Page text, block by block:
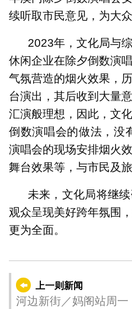
续听取市民意见，为大
2023年，文化局与
休闲企业在除夕倒数演
气氛营造的烟火效果，
台演出，其后收到大量
汇演般理想，因此，文
倒数演唱会的做法，没
演唱会的现场安排烟火
舞台效果等，与市民及
未来，文化局将继
观众呈现美好跨年氛围
更为全面。
上一则新闻
河边新街／妈阁站周一